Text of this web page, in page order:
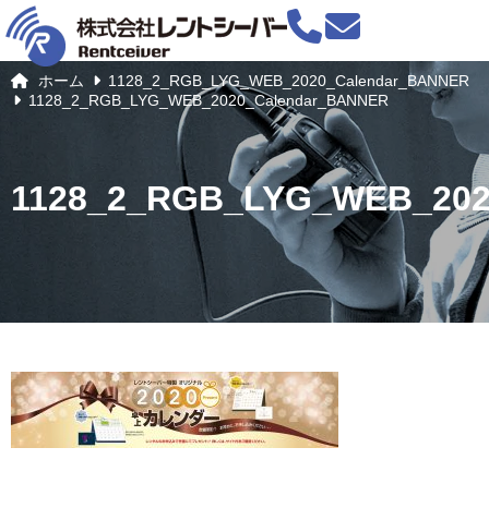
ホーム
1128_2_RGB_LYG_WEB_2020_Calendar_BANNER
1128_2_RGB_LYG_WEB_2020_Calendar_BANNER